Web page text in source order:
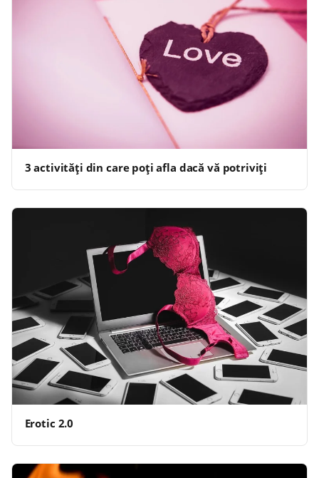
3 activităţi din care poţi afla dacă vă potriviţi
Erotic 2.0